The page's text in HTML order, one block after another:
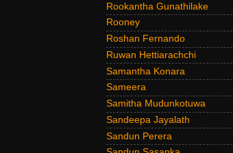
Rookantha Gunathilake
Rooney
Roshan Fernando
Ruwan Hettiarachchi
Samantha Konara
Sameera
Samitha Mudunkotuwa
Sandeepa Jayalath
Sandun Perera